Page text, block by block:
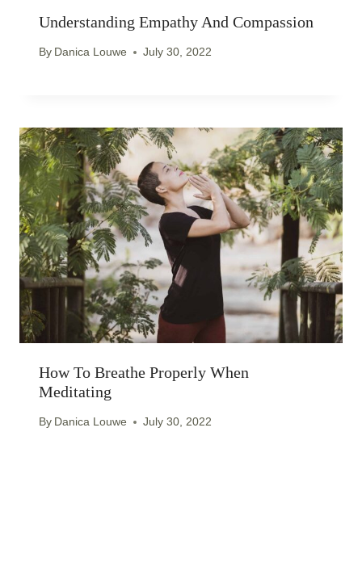
Understanding Empathy And Compassion
By Danica Louwe July 30, 2022
How To Breathe Properly When
Meditating
By Danica Louwe July 30, 2022